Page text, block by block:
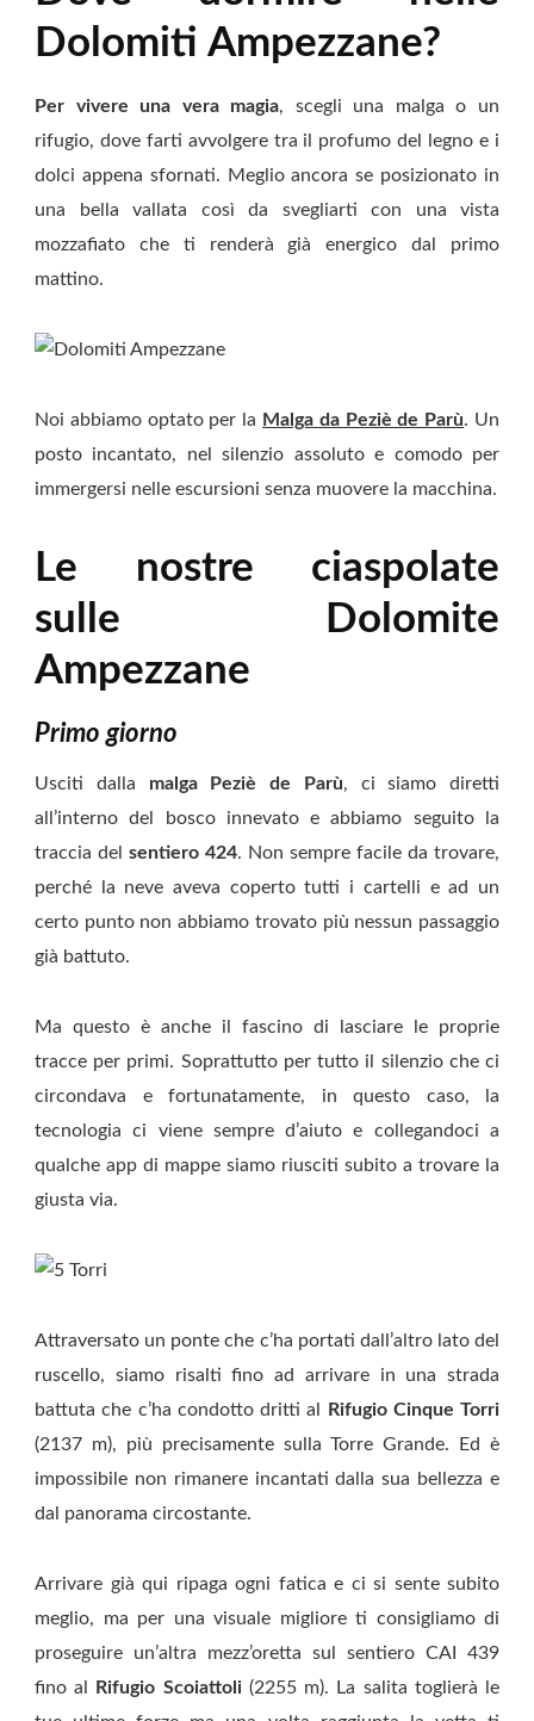
Dolomiti Ampezzane?
Per vivere una vera magia, scegli una malga o un
rifugio, dove farti avvolgere tra il profumo del legno e i
dolci appena sfornati. Meglio ancora se posizionato in
una bella vallata così da svegliarti con una vista
mozzafiato che ti renderà già energico dal primo
mattino.
Noi abbiamo optato per la Malga da Peziè de Parù. Un
posto incantato, nel silenzio assoluto e comodo per
immergersi nelle escursioni senza muovere la macchina.
Le nostre ciaspolate
sulle Dolomite
Ampezzane
Primo giorno
Usciti dalla malga Peziè de Parù, ci siamo diretti
all’interno del bosco innevato e abbiamo seguito la
traccia del sentiero 424. Non sempre facile da trovare,
perché la neve aveva coperto tutti i cartelli e ad un
certo punto non abbiamo trovato più nessun passaggio
già battuto.
Ma questo è anche il fascino di lasciare le proprie
tracce per primi. Soprattutto per tutto il silenzio che ci
circondava e fortunatamente, in questo caso, la
tecnologia ci viene sempre d’aiuto e collegandoci a
qualche app di mappe siamo riusciti subito a trovare la
giusta via.
Attraversato un ponte che c’ha portati dall’altro lato del
ruscello, siamo risalti fino ad arrivare in una strada
battuta che c’ha condotto dritti al
Rifugio Cinque Torri
(2137 m), più precisamente sulla Torre Grande. Ed è
impossibile non rimanere incantati dalla sua bellezza e
dal panorama circostante.
Arrivare già qui ripaga ogni fatica e ci si sente subito
meglio, ma per una visuale migliore ti consigliamo di
proseguire un’altra mezz’oretta sul sentiero CAI 439
fino al
Rifugio Scoiattoli(2255 m). La salita toglierà le